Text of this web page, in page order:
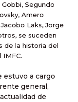
Segundo
Amero
Laks, Jorge
se suceden
de la historia del
IMFC.
estuvo a cargo
general,
de